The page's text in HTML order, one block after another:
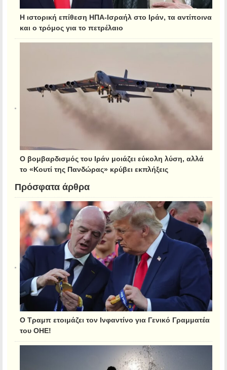
Η ιστορική επίθεση ΗΠΑ-Ισραήλ στο Ιράν, τα αντίποινα
και ο τρόμος για το πετρέλαιο
Ο βομβαρδισμός του Ιράν μοιάζει εύκολη λύση, αλλά
το «Κουτί της Πανδώρας» κρύβει εκπλήξεις
Πρόσφατα άρθρα
Ο Τραμπ ετοιμάζει τον Ινφαντίνο για Γενικό Γραμματέα
του ΟΗΕ!